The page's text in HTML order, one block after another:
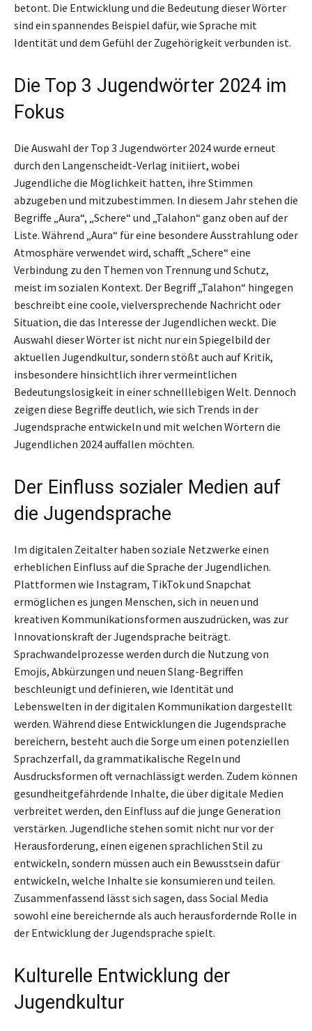
betont. Die Entwicklung und die Bedeutung dieser Wörter
sind ein spannendes Beispiel dafür, wie Sprache mit
Identität und dem Gefühl der Zugehörigkeit verbunden ist.
Die Top 3 Jugendwörter 2024 im
Fokus
Die Auswahl der Top 3 Jugendwörter 2024 wurde erneut
durch den Langenscheidt-Verlag initiiert, wobei
Jugendliche die Möglichkeit hatten, ihre Stimmen
abzugeben und mitzubestimmen. In diesem Jahr stehen die
Begriffe „Aura“, „Schere“ und „Talahon“ ganz oben auf der
Liste. Während „Aura“ für eine besondere Ausstrahlung oder
Atmosphäre verwendet wird, schafft „Schere“ eine
Verbindung zu den Themen von Trennung und Schutz,
meist im sozialen Kontext. Der Begriff „Talahon“ hingegen
beschreibt eine coole, vielversprechende Nachricht oder
Situation, die das Interesse der Jugendlichen weckt. Die
Auswahl dieser Wörter ist nicht nur ein Spiegelbild der
aktuellen Jugendkultur, sondern stößt auch auf Kritik,
insbesondere hinsichtlich ihrer vermeintlichen
Bedeutungslosigkeit in einer schnelllebigen Welt. Dennoch
zeigen diese Begriffe deutlich, wie sich Trends in der
Jugendsprache entwickeln und mit welchen Wörtern die
Jugendlichen 2024 auffallen möchten.
Der Einfluss sozialer Medien auf
die Jugendsprache
Im digitalen Zeitalter haben soziale Netzwerke einen
erheblichen Einfluss auf die Sprache der Jugendlichen.
Plattformen wie Instagram, TikTok und Snapchat
ermöglichen es jungen Menschen, sich in neuen und
kreativen Kommunikationsformen auszudrücken, was zur
Innovationskraft der Jugendsprache beiträgt.
Sprachwandelprozesse werden durch die Nutzung von
Emojis, Abkürzungen und neuen Slang-Begriffen
beschleunigt und definieren, wie Identität und
Lebenswelten in der digitalen Kommunikation dargestellt
werden. Während diese Entwicklungen die Jugendsprache
bereichern, besteht auch die Sorge um einen potenziellen
Sprachzerfall, da grammatikalische Regeln und
Ausdrucksformen oft vernachlässigt werden. Zudem können
gesundheitgefährdende Inhalte, die über digitale Medien
verbreitet werden, den Einfluss auf die junge Generation
verstärken. Jugendliche stehen somit nicht nur vor der
Herausforderung, einen eigenen sprachlichen Stil zu
entwickeln, sondern müssen auch ein Bewusstsein dafür
entwickeln, welche Inhalte sie konsumieren und teilen.
Zusammenfassend lässt sich sagen, dass Social Media
sowohl eine bereichernde als auch herausfordernde Rolle in
der Entwicklung der Jugendsprache spielt.
Kulturelle Entwicklung der
Jugendkultur